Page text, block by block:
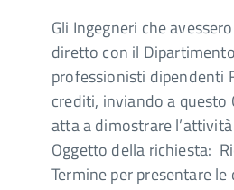
Gli Ingegneri che
diretto con il
professionisti dipendenti
crediti, inviando a
atta a dimostrare
Oggetto della richiesta:
Termine per presentare